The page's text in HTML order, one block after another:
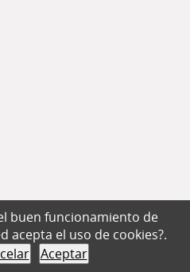
buen funcionamiento de
acepta el uso de cookies?.
Aceptar